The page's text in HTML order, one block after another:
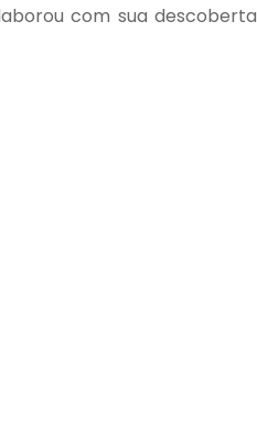
com sua descoberta